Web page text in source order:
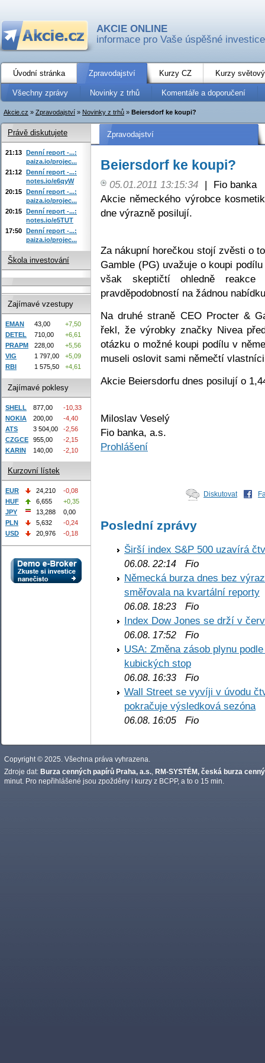
AKCIE ONLINE
informace pro Vaše úspěšné investice
Úvodní stránka Zpravodajství Kurzy CZ Kurzy
Všechny zprávy Novinky z trhů Komentáře a doporučení
Akcie.cz » Zpravodajství » Novinky z trhů » Beiersdorf ke koupi?
Zpravodajství
Beiersdorf ke koupi?
05.01.2011 13:15:34 |
Fio banka
Akcie německého výrobce
dne výrazně posilují.
Za nákupní horečkou stojí zvěsti o
Gamble (PG) uvažuje o koupi
však skeptičtí ohledně
pravděpodobností na žádnou
Na druhé straně CEO Procter &
řekl, že výrobky značky Nivea
otázku o možné koupi podílu v
museli oslovit sami němečtí
Akcie Beiersdorfu dnes posilují o
Miloslav Veselý
Fio banka, a.s.
Prohlášení
Diskutovat
Poslední zprávy
Širší index S&P 500 uzavírá
06.08. 22:14 Fio
Německá burza dnes bez
směřovala na kvartální reporty
06.08. 18:23 Fio
Index Dow Jones se drží v
06.08. 17:52 Fio
USA: Změna zásob plynu
kubických stop
06.08. 16:33 Fio
Wall Street se vyvíji v úvodu
pokračuje výsledková sezóna
06.08. 16:05 Fio
Právě diskutujete
21:13 Denní report -...:
paiza.io/projec...
21:12 Denní report -...:
notes.io/e6qyW
20:15 Denní report -...:
paiza.io/projec...
20:15 Denní report -...:
notes.io/e5TUT
17:50 Denní report -...:
paiza.io/projec...
Škola investování
Zajímavé vzestupy
EMAN 43,00
+7,50
DETEL
710,00
+6,61
PRAPM
228,00
+5,56
VIG
1 797,00
+5,09
RBI
1 575,50 +4,61
Zajímavé poklesy
SHELL 877,00
-10,33
NOKIA
200,00
-4,40
ATS
3 504,00
-2,56
CZGCE
955,00
-2,15
KARIN
140,00 -2,10
Kurzovní lístek
EUR 24,210
-0,08
HUF
6,655
+0,35
JPY
13,288
0,00
PLN
5,632
-0,24
USD
20,976 -0,18
Copyright © 2025. Všechna práva vyhrazena.
Zdroje dat: Burza cenných papírů Praha, a.s., RM-SYSTÉM, česká burza
minut. Pro nepřihlášené jsou zpožděny i kurzy z BCPP, a to o 15 min.